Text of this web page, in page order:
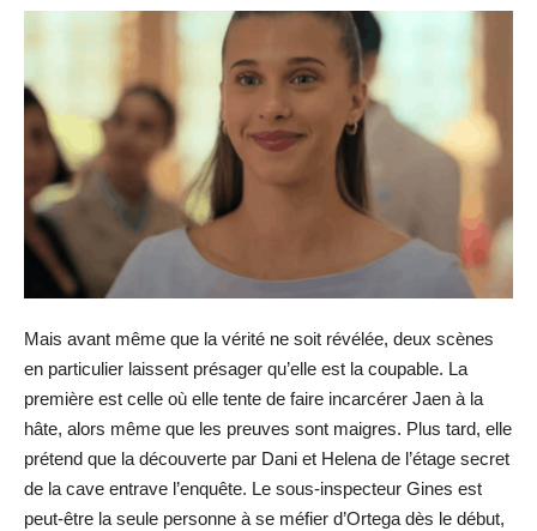
Mais avant même que la vérité ne soit révélée, deux scènes
en particulier laissent présager qu’elle est la coupable. La
première est celle où elle tente de faire incarcérer Jaen à la
hâte, alors même que les preuves sont maigres. Plus tard, elle
prétend que la découverte par Dani et Helena de l’étage secret
de la cave entrave l’enquête. Le sous-inspecteur Gines est
peut-être la seule personne à se méfier d’Ortega dès le début,